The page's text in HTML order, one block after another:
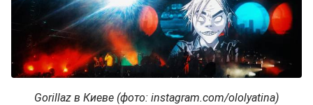
Gorillaz в Киеве (фото: instagram.com/ololyatina)